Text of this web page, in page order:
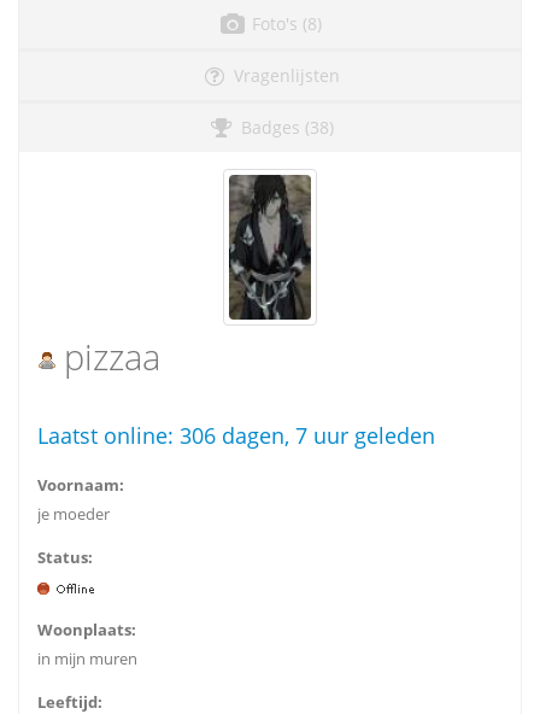
Foto's (8)
Vragenlijsten
Badges (38)
pizzaa
Laatst online: 306 dagen, 7 uur geleden
Voornaam:
je moeder
Status:
Woonplaats:
in mijn muren
Leeftijd: